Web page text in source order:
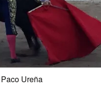
Paco Ureña